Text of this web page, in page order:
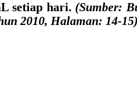
setiap hari. (Sumber:
2010, Halaman: 14-